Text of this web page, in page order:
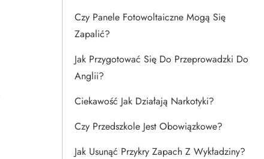
Czy Panele Fotowoltaiczne Mogą Się
Zapalić?
Jak Przygotować Się Do Przeprowadzki Do
Anglii?
Ciekawość Jak Działają Narkotyki?
Czy Przedszkole Jest Obowiązkowe?
Jak Usunąć Przykry Zapach Z Wykładziny?